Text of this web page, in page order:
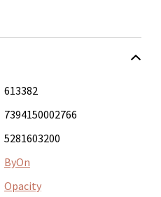
Kan vaskes i
613382
7394150002766
5281603200
ByOn
Opacity
3, 7340 Oppdal